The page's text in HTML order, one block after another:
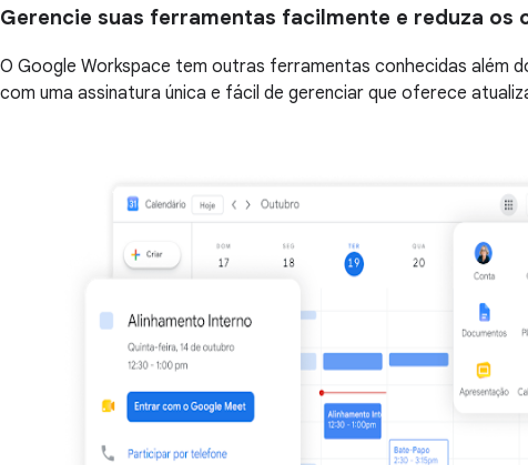
Gerencie suas ferramentas facilmente e reduza os
O Google Workspace tem outras ferramentas conhecidas além
com uma assinatura única e fácil de gerenciar que oferece